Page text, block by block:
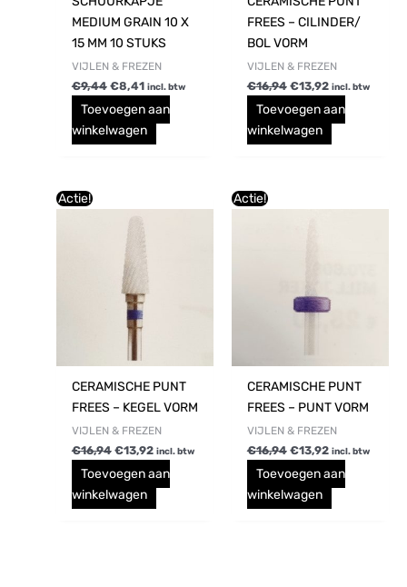
MEDIUM GRAIN 10 X
15 MM 10 STUKS
VIJLEN & FREZEN
€9,44 €8,41 incl. btw
Toevoegen aan
winkelwagen
FREES – CILINDER/
BOL VORM
VIJLEN & FREZEN
€16,94 €13,92 incl. btw
Toevoegen aan
winkelwagen
Actie!
CERAMISCHE PUNT
FREES – KEGEL VORM
VIJLEN & FREZEN
€16,94
prijs
was:
€13,92
prijs
incl. btw
Toevoegen aan
winkelwagen
Actie!
CERAMISCHE PUNT
FREES – PUNT VORM
VIJLEN & FREZEN
€16,94
prijs
€13,92
prijs
incl. btw
Toevoegen aan
winkelwagen